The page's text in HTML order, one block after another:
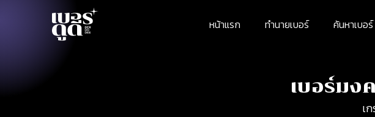
หน้าแรก ทำนายเบอร์ ค้นหาเบอร์
เบอร์มง
เ